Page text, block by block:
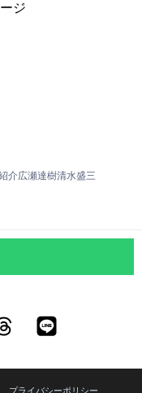
ジ
介広瀬達樹清水盛三
プライバシーポリシー